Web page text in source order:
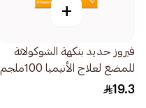
+
فيروز حديد بنكهة الشوكولاتة
للمضغ لعلاج الأنيميا 100ملجم
30قرص
19.3